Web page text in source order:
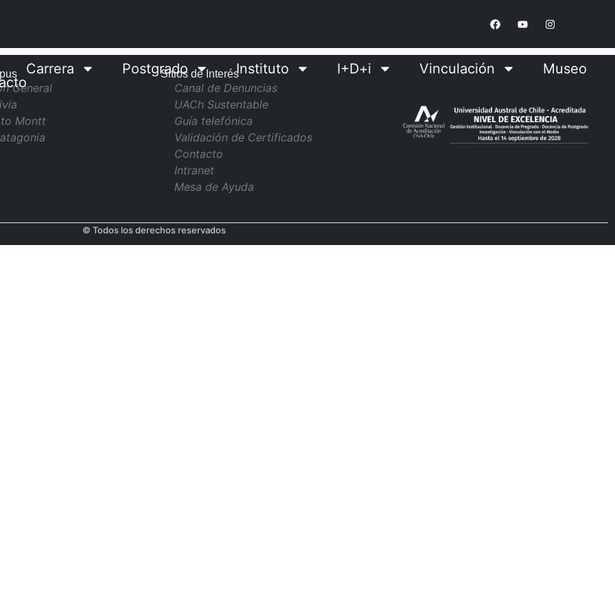
Carrera Postgrado Instituto I+D+i Vinculación
Museo
General
Montt
Sitios de Interés
Canal de Denuncias
UACh Sustentable
Guía telefónica
Validación de Certificados
Contacto
Intranet
Mesa de Ayuda
© Todos los derechos reservados